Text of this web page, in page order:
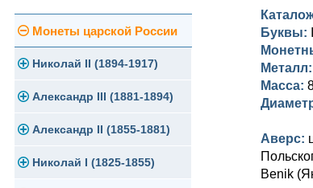
Монеты 1991-1993 гг.
Памятные и юбилейные
Погодовка СССР
Монеты 1958 года
Золотые червонцы
Памятные и юбилейные
Монеты царской России
Николай II (1894-1917)
Золото
Серебро
Медь
Александр III (1881-1894)
Золото
Серебро
Александр II (1855-1881)
Золото
Николай I (1825-1855)
Буквы:
Металл:
Масса:
Аверс:
Benik